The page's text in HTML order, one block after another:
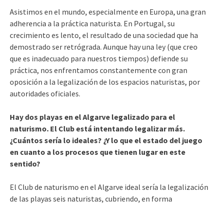
Asistimos en el mundo, especialmente en Europa, una gran
adherencia a la práctica naturista. En Portugal, su
crecimiento es lento, el resultado de una sociedad que ha
demostrado ser retrógrada. Aunque hay una ley (que creo
que es inadecuado para nuestros tiempos) defiende su
práctica, nos enfrentamos constantemente con gran
oposición a la legalización de los espacios naturistas, por
autoridades oficiales.
Hay dos playas en el Algarve legalizado para el
naturismo. El Club está intentando legalizar más.
¿Cuántos sería lo ideales? ¿Y lo que el estado del juego
en cuanto a los procesos que tienen lugar en este
sentido?
El Club de naturismo en el Algarve ideal sería la legalización
de las playas seis naturistas, cubriendo, en forma